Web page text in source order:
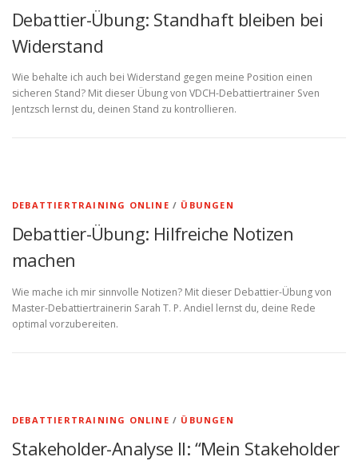
Debattier-Übung: Standhaft bleiben bei
Widerstand
Wie behalte ich auch bei Widerstand gegen meine Position einen
sicheren Stand? Mit dieser Übung von VDCH-Debattiertrainer Sven
Jentzsch lernst du, deinen Stand zu kontrollieren.
DEBATTIERTRAINING ONLINE / ÜBUNGEN
Debattier-Übung: Hilfreiche Notizen
machen
Wie mache ich mir sinnvolle Notizen? Mit dieser Debattier-Übung von
Master-Debattiertrainerin Sarah T. P. Andiel lernst du, deine Rede
optimal vorzubereiten.
DEBATTIERTRAINING ONLINE / ÜBUNGEN
Stakeholder-Analyse II: “Mein Stakeholder